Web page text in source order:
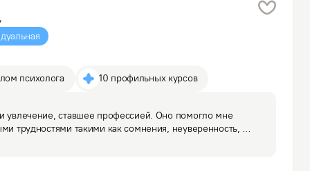
психолога 10 профильных курсов
увлечение, ставшее профессией. Оно помогло мне
трудностями такими как сомнения, неуверенность,
со схожими интересами и ценностями, выход